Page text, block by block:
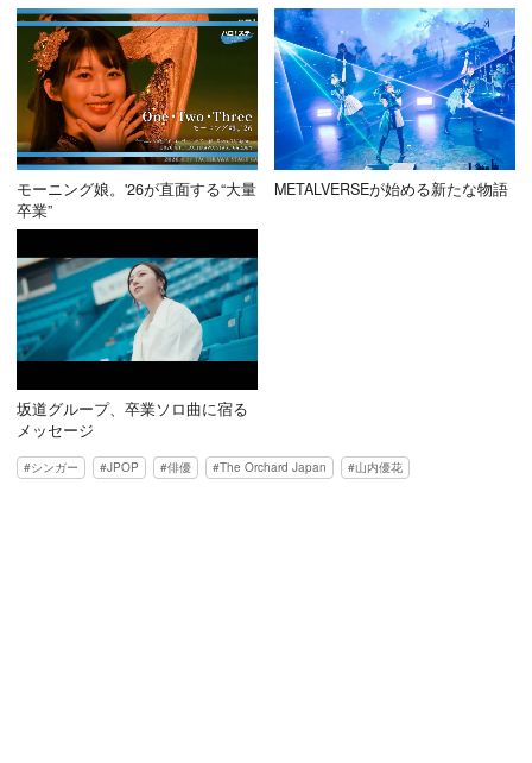
モーニング娘。'26が直面する“大量
卒業”
METALVERSEが始める新たな物語
坂道グループ、卒業ソロ曲に宿る
メッセージ
シンガー JPOP 俳優 The Orchard Japan 山内優花